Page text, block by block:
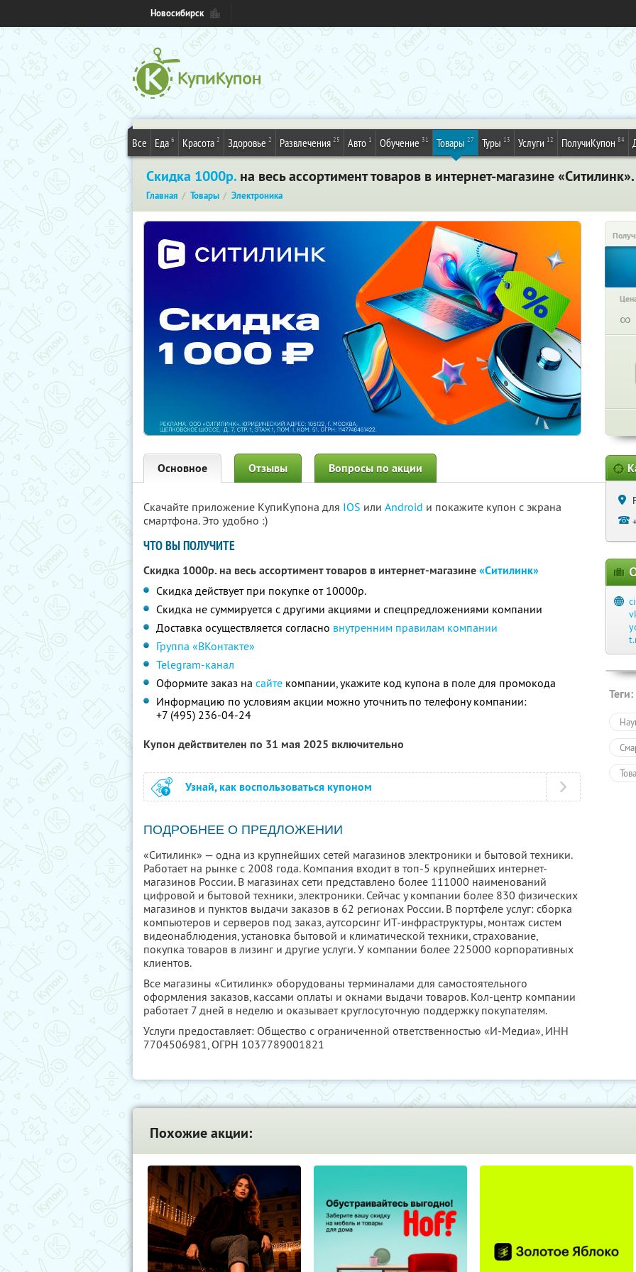
Новосибирск
Все Еда 6 Красота 2 Здоровье 2 Развлечения 25 Авто 1 Обучение 31 Товары 27 Туры 13 Услуги 12 ПолучиКупон 84
Скидка 1000р. на весь ассортимент товаров в интернет-магазине
Главная Товары Электроника
∞
Основное Отзывы Вопросы по акции
Скачайте приложение КупиКупона для IOS или Android и покажите купон с экрана
смартфона. Это удобно :)
ЧТО ВЫ ПОЛУЧИТЕ
Скидка 1000р. на весь ассортимент товаров в интернет-магазине«Ситилинк»
Скидка действует при покупке от 10000р.
Скидка не суммируется с другими акциями и спецпредложениями компании
Доставка осуществляется согласно внутренним правилам компании
Группа «ВКонтакте»
Telegram-канал
Оформите заказ на сайте компании, укажите код купона в поле для промокода
Информацию по условиям акции можно уточнить по телефону компании:
+7 (495) 236-04-24
Купон действителен по 31 мая 2025 включительно
Узнай, как воспользоваться купоном
ПОДРОБНЕЕ О ПРЕДЛОЖЕНИИ
«Ситилинк» — одна из крупнейших сетей магазинов электроники и бытовой техники.
Работает на рынке с 2008 года. Компания входит в топ-5 крупнейших интернет-
магазинов России. В магазинах сети представлено более 111000 наименований
цифровой и бытовой техники, электроники. Сейчас у компании более 830 физических
магазинов и пунктов выдачи заказов в 62 регионах России. В портфеле услуг: сборка
компьютеров и серверов под заказ, аутсорсинг ИТ-инфраструктуры, монтаж систем
видеонаблюдения, установка бытовой и климатической техники, страхование,
покупка товаров в лизинг и другие услуги. У компании более 225000 корпоративных
клиентов.
Все магазины «Ситилинк» оборудованы терминалами для самостоятельного
оформления заказов, кассами оплаты и окнами выдачи товаров. Кол-центр компании
работает 7 дней в неделю и оказывает круглосуточную поддержку покупателям.
Услуги предоставляет: Общество с ограниченной ответственностью «И-Медиа», ИНН
7704506981, ОГРН 1037789001821
Теги:
Похожие акции: